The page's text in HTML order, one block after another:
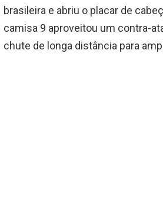
brasileira e abriu o placar de
camisa 9 aproveitou um contra-
chute de longa distância para